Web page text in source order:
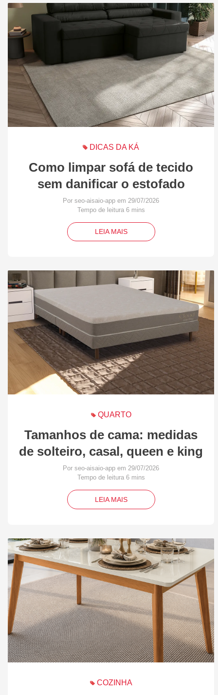
DICAS DA KÁ
Como limpar sofá de tecido
sem danificar o estofado
Por seo-aisaio-app em 29/07/2026
LEIA MAIS
QUARTO
Tamanhos de cama: medidas
de solteiro, casal, queen e king
Por seo-aisaio-app em 29/07/2026
LEIA MAIS
COZINHA